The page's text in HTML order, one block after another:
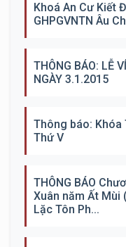
Khoá An Cư Kiết
GHPGVNTN Âu
THÔNG BÁO: LỄ
NGÀY 3.1.2015
Thông báo: Khóa
Thứ V
THÔNG BÁO
Xuân năm Ất Mùi
Lặc Tôn Ph...